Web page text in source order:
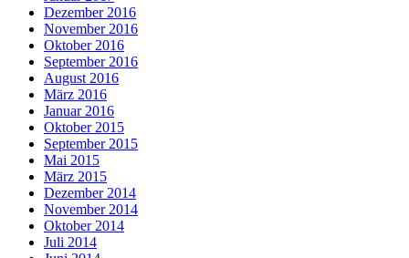
Dezember 2016
November 2016
Oktober 2016
September 2016
August 2016
März 2016
Januar 2016
Oktober 2015
September 2015
Mai 2015
März 2015
Dezember 2014
November 2014
Oktober 2014
Juli 2014